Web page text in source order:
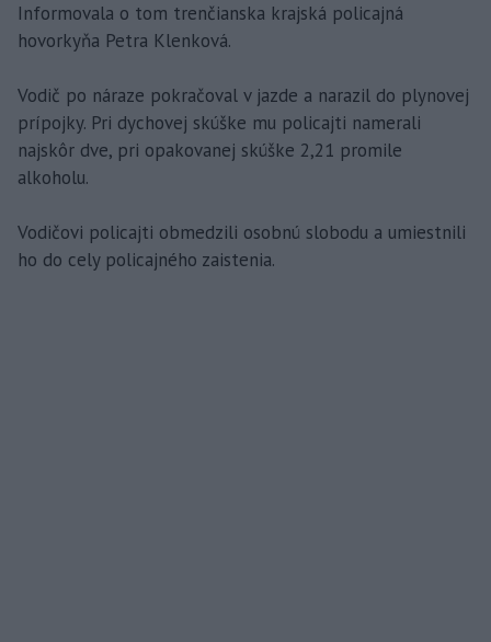
Informovala o tom trenčianska krajská policajná
hovorkyňa Petra Klenková.
Vodič po náraze pokračoval v jazde a narazil do plynovej
prípojky. Pri dychovej skúške mu policajti namerali
najskôr dve, pri opakovanej skúške 2,21 promile
alkoholu.
Vodičovi policajti obmedzili osobnú slobodu a umiestnili
ho do cely policajného zaistenia.